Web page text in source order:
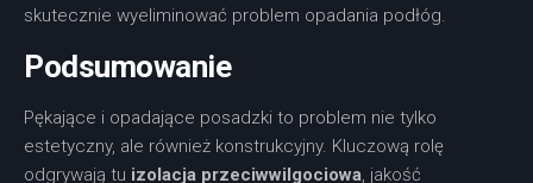
skutecznie wyeliminować problem opadania podłóg.
Podsumowanie
Pękające i opadające posadzki to problem nie tylko
estetyczny, ale również konstrukcyjny. Kluczową rolę
odgrywają tu izolacja przeciwwilgociowa, jakość